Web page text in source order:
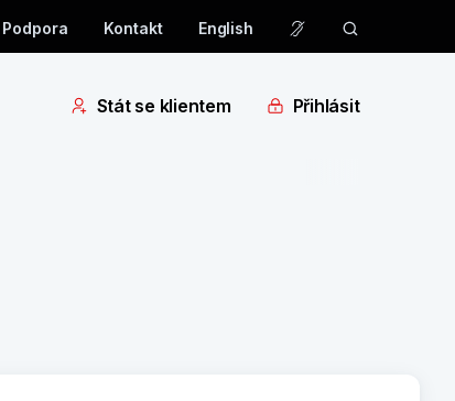
Podpora Kontakt English
Stát se klientem Přihlásit